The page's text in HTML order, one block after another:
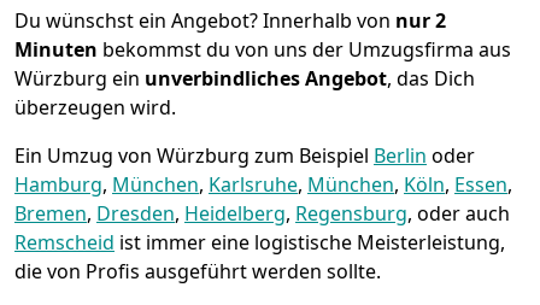
Du wünschst ein Angebot? Innerhalb von nur 2
Minuten bekommst du von uns der Umzugsfirma aus
Würzburg ein unverbindliches Angebot, das Dich
überzeugen wird.
Ein Umzug von Würzburg zum Beispiel Berlin oder
Hamburg, München, Karlsruhe, München, Köln, Essen,
Bremen, Dresden, Heidelberg, Regensburg, oder auch
Remscheid ist immer eine logistische Meisterleistung,
die von Profis ausgeführt werden sollte.